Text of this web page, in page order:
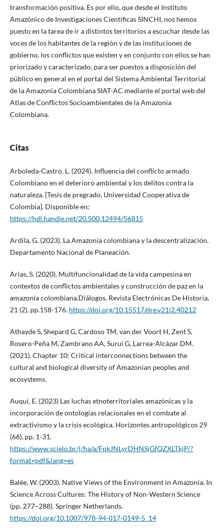
transformación positiva. Es por ello, que desde el Instituto
Amazónico de Investigaciones Científicas SINCHI, nos hemos
puesto en la tarea de ir a distintos territorios a escuchar desde las
voces de los habitantes de la región y de las instituciones de
gobierno, los conflictos que existen y en conjunto con ellos se han
priorizado y caracterizado, para ser puestos a disposición del
público en general en el portal del Sistema Ambiental Territorial
de la Amazonia Colombiana SIAT-AC mediante el portal web del
Atlas de Conflictos Socioambientales de la Amazonia
Colombiana.
Citas
Arboleda-Castro, L. (2024). Influencia del conflicto armado
Colombiano en el deterioro ambiental y los delitos contra la
naturaleza. [Tesis de pregrado, Universidad Cooperativa de
Colombia]. Disponible en:
https://hdl.handle.net/20.500.12494/56815
Ardila, G. (2023). La Amazonía colombiana y la descentralización.
Departamento Nacional de Planeación.
Arias, S. (2020). Multifuncionalidad de la vida campesina en
contextos de conflictos ambientales y construcción de paz en la
amazonia colombiana.Diálogos. Revista Electrónicas De Historia,
21 (2), pp.158-176. https://doi.org/10.15517/dre.v21i2.40212
Athayde S, Shepard G, Cardoso TM, van der Voort H, Zent S,
Rosero-Peña M, Zambrano AA, Surui G, Larrea-Alcázar DM.
(2021). Chapter 10: Critical interconnections between the
cultural and biological diversity of Amazonian peoples and
ecosystems.
Auqui, E. (2023) Las luchas etnoterritoriales amazónicas y la
incorporación de ontologías relacionales en el combate al
extractivismo y la crisis ecológica. Horizontes antropológicos 29
(66), pp. 1-31.
https://www.scielo.br/j/ha/a/FpkJNLyrDHNSjGfQZXLTkjP/?
format=pdf&lang=es
Balée, W. (2003). Native Views of the Environment in Amazonia. In
Science Across Cultures: The History of Non-Western Science
(pp. 277–288). Springer Netherlands.
https://doi.org/10.1007/978-94-017-0149-5_14